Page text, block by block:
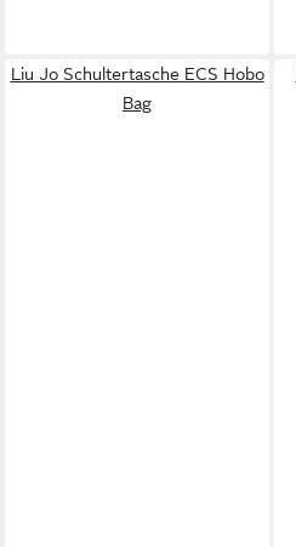
Liu Jo Schultertasche ECS Hobo
Bag